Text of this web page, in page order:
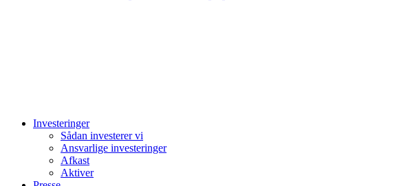
Investeringer
Sådan investerer vi
Ansvarlige investeringer
Afkast
Aktiver